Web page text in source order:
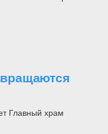
Главный храм